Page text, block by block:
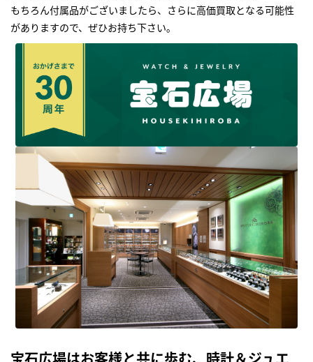
もちろん付属品がございましたら、さらに高価買取となる可能性
がありますので、ぜひお持ち下さい｡